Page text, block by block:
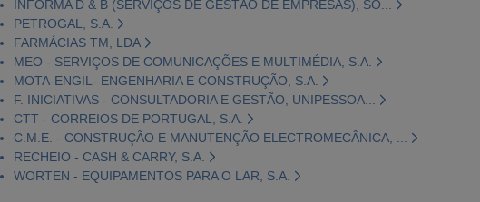
INFORMA D & B (SERVIÇOS DE GESTÃO DE EMPRESAS), SO...
PETROGAL, S.A.
FARMÁCIAS TM, LDA
MEO - SERVIÇOS DE COMUNICAÇÕES E MULTIMÉDIA, S.A.
MOTA-ENGIL- ENGENHARIA E CONSTRUÇÃO, S.A.
F. INICIATIVAS - CONSULTADORIA E GESTÃO, UNIPESSOA...
CTT - CORREIOS DE PORTUGAL, S.A.
C.M.E. - CONSTRUÇÃO E MANUTENÇÃO ELECTROMECÂNICA, ...
RECHEIO - CASH & CARRY, S.A.
WORTEN - EQUIPAMENTOS PARA O LAR, S.A.